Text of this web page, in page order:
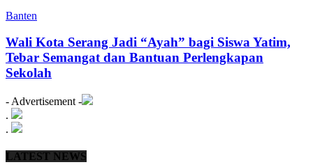
Banten
Wali Kota Serang Jadi “Ayah” bagi Siswa Yatim,
Tebar Semangat dan Bantuan Perlengkapan
Sekolah
- Advertisement -
.
.
LATEST NEWS